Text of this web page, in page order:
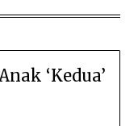
‘Kedua’